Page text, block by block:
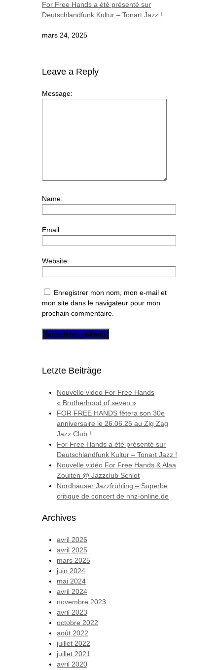
For Free Hands a été présenté sur
Deutschlandfunk Kultur – Tonart Jazz !
mars 24, 2025
Leave a Reply
Message:
Name:
Email:
Website:
Enregistrer mon nom, mon e-mail et
mon site dans le navigateur pour mon
prochain commentaire.
Letzte Beiträge
Nouvelle video For Free Hands
« Brotherhood of seven »
FOR FREE HANDS fêtera son 30e
anniversaire le 26.06.25 au Zig Zag
Jazz Club !
For Free Hands a été présenté sur
Deutschlandfunk Kultur – Tonart Jazz !
Nouvelle vidéo For Free Hands & Alaa
Zouiten @ Jazzclub Schlot
Nordhäuser Jazzfrühling – Superbe
critique de concert de nnz-online.de
Archives
avril 2026
avril 2025
mars 2025
juin 2024
mai 2024
avril 2024
novembre 2023
avril 2023
octobre 2022
août 2022
juillet 2022
juillet 2021
avril 2020